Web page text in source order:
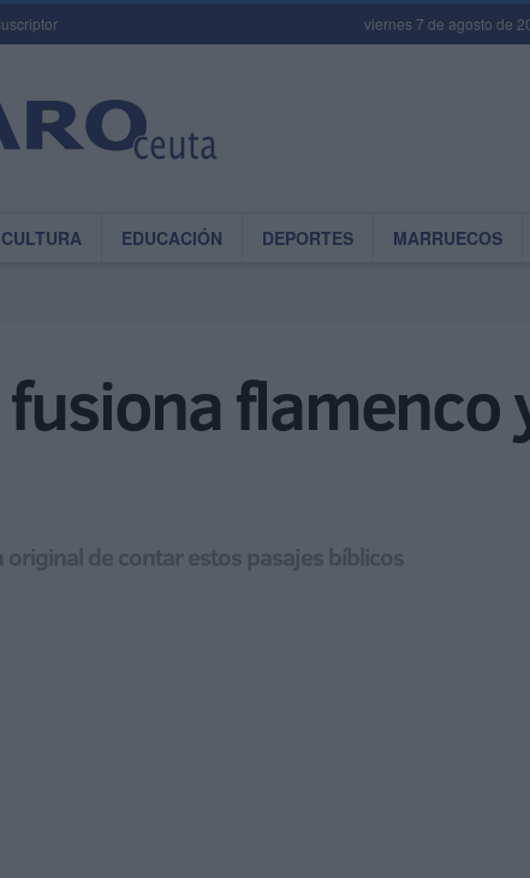
viernes 7 de agosto de
CULTURA EDUCACIÓN DEPORTES MARRUECOS
flamenco
de contar estos pasajes bíblicos